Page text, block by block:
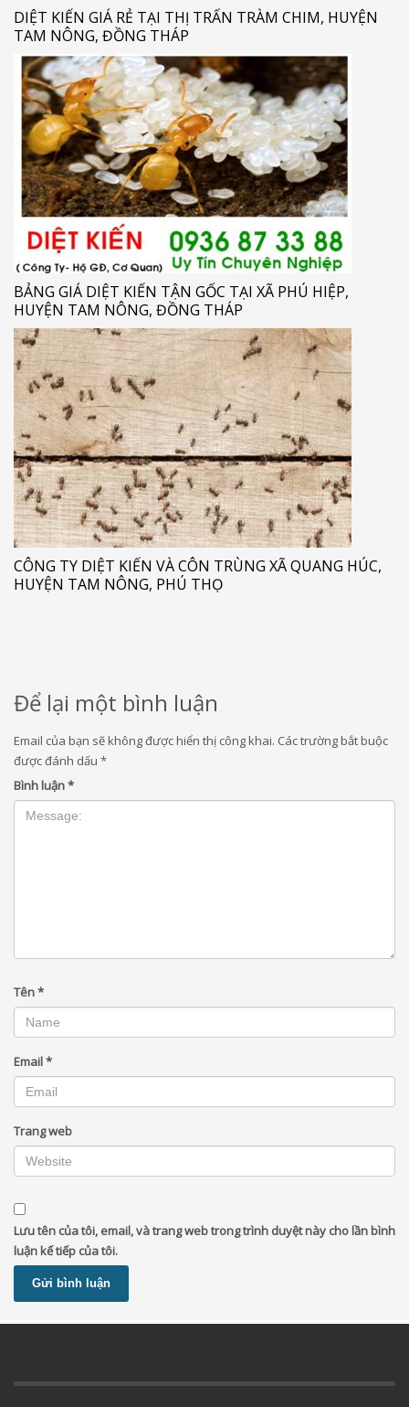
DIỆT KIẾN GIÁ RẺ TẠI THỊ TRẤN TRÀM CHIM, HUYỆN
TAM NÔNG, ĐỒNG THÁP
BẢNG GIÁ DIỆT KIẾN TẬN GỐC TẠI XÃ PHÚ HIỆP,
HUYỆN TAM NÔNG, ĐỒNG THÁP
CÔNG TY DIỆT KIẾN VÀ CÔN TRÙNG XÃ QUANG HÚC,
HUYỆN TAM NÔNG, PHÚ THỌ
Để lại một bình luận
Email của bạn sẽ không được hiển thị công khai. Các trường bắt buộc
được đánh dấu *
Bình luận*
Tên*
Email*
Trang web
Lưu tên của tôi, email, và trang web trong trình duyệt này cho lần bình
luận kế tiếp của tôi.